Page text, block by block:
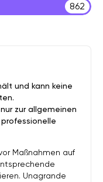
862
und kann keine
zur allgemeinen
Maßnahmen auf
Unagrande